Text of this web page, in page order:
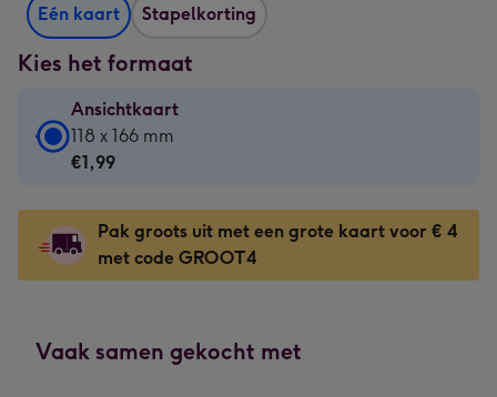
Eén kaart Stapelkorting
Kies het formaat
Ansichtkaart
Ansichtkaart
-
-
118
x
-
118 x 166 mm
€1,99
Pak groots uit met een grote kaart voor € 4
met code GROOT4
Vaak samen gekocht met